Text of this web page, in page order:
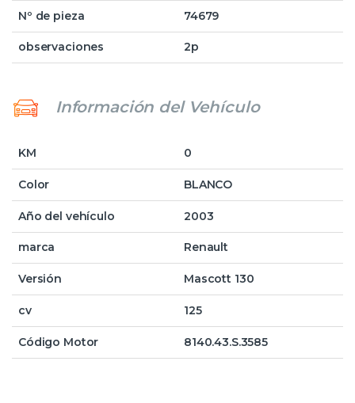
Nº de pieza 74679
observaciones 2p
Información del Vehículo
KM 0
Color BLANCO
Año del vehículo 2003
marca Renault
Versión Mascott 130
cv 125
Código Motor 8140.43.S.3585